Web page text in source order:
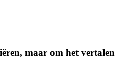
maar om het vertalen